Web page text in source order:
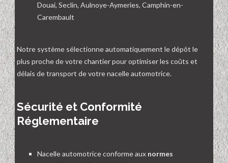
Douai, Seclin, Aulnoye-Aymeries, Camphin-en-
Carembault
Notre système sélectionne automatiquement le dépôt le
plus proche de votre chantier pour optimiser les coûts et
délais de transport de votre nacelle automotrice.
Sécurité et Conformité
Réglementaire
Nacelle automotrice conforme aux normes